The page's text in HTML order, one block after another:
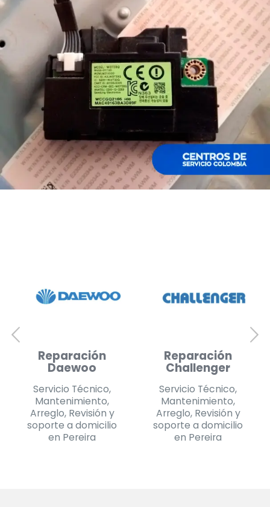
Reparación Sony
Mantenimiento,
Arreglo, Revisión y
soporte a domicilio
en Pereira
Reparación
Samsung
Servicio Técnico,
Mantenimiento,
Arreglo, Revisión y
soporte a domicilio
en Pereira